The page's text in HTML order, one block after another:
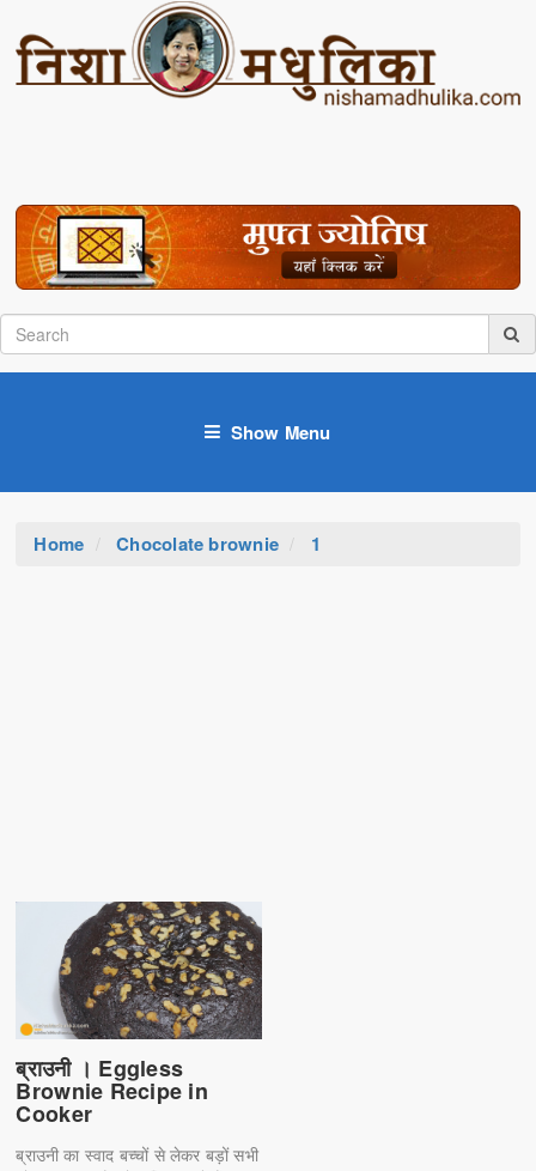
Show Menu
Home Chocolate brownie 1
ब्राउनी । Eggless
Brownie Recipe in
Cooker
ब्राउनी का स्वाद बच्चों से लेकर बड़ों सभी